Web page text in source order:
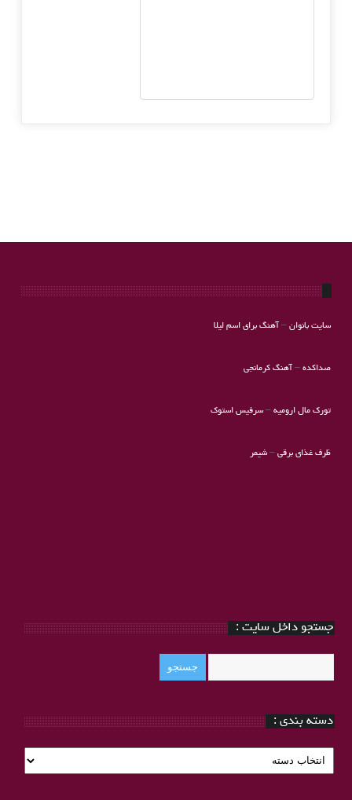
سایت بانوان– آهنگ برای اسم لیلا
صداکده– آهنگ کرمانجی
تورک مال ارومیه–سرفیس استوک
ظرف غذای برقی– شیمر
جستجو داخل سایت :
دسته بندی :
دسته
بندی